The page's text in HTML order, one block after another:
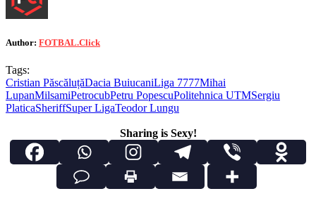
Author: FOTBAL.Click
Tags:
Cristian PăscăluțăDacia BuiucaniLiga 7777Mihai
LupanMilsamiPetrocubPetru PopescuPolitehnica UTMSergiu
PlaticaSheriffSuper LigaTeodor Lungu
Sharing is Sexy!